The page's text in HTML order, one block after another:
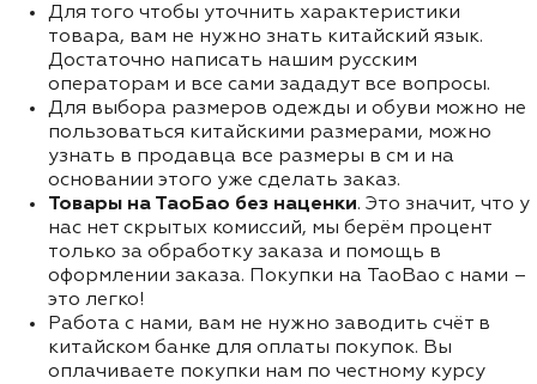
Для того чтобы уточнить характеристики
товара, вам не нужно знать китайский язык.
Достаточно написать нашим русским
операторам и все сами зададут все вопросы.
Для выбора размеров одежды и обуви можно не
пользоваться китайскими размерами, можно
узнать в продавца все размеры в см и на
основании этого уже сделать заказ.
Товары на ТаоБао без наценки. Это значит, что у
нас нет скрытых комиссий, мы берём процент
только за обработку заказа и помощь в
оформлении заказа. Покупки на TaoBao с нами –
это легко!
Работа с нами, вам не нужно заводить счёт в
китайском банке для оплаты покупок. Вы
оплачиваете покупки нам по честному курсу